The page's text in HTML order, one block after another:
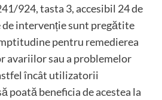
924, tasta 3, accesibil 24 de
de intervenție sunt pregătite
pentru remedierea
avariilor sau a problemelor
încât utilizatorii
poată beneficia de acestea la